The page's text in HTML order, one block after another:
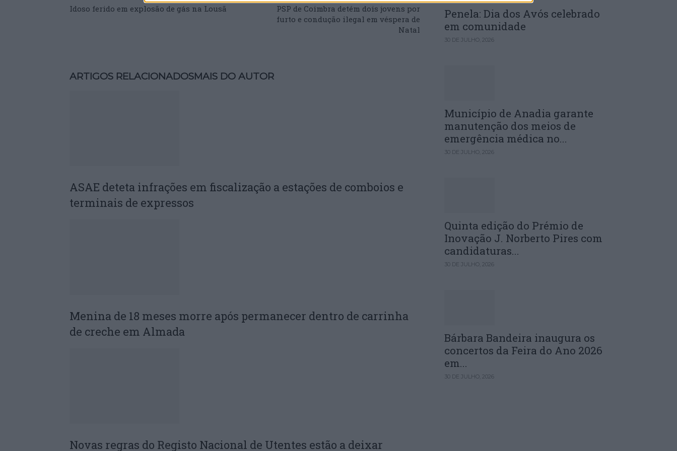
Idoso ferido em explosão de gás na Lousã
PSP de Coimbra detém dois jovens por
furto e condução ilegal em véspera de
Natal
ARTIGOS RELACIONADOSMAIS DO AUTOR
ASAE deteta infrações em fiscalização a estações de comboios e
terminais de expressos
Menina de 18 meses morre após permanecer dentro de carrinha
de creche em Almada
Novas regras do Registo Nacional de Utentes estão a deixar
Penela: Dia dos Avós celebrado
em comunidade
30 DE JULHO, 2026
Município de Anadia garante
manutenção dos meios de
emergência médica no...
30 DE JULHO, 2026
Quinta edição do Prémio de
Inovação J. Norberto Pires com
candidaturas...
30 DE JULHO, 2026
Bárbara Bandeira inaugura os
concertos da Feira do Ano 2026
em...
30 DE JULHO, 2026